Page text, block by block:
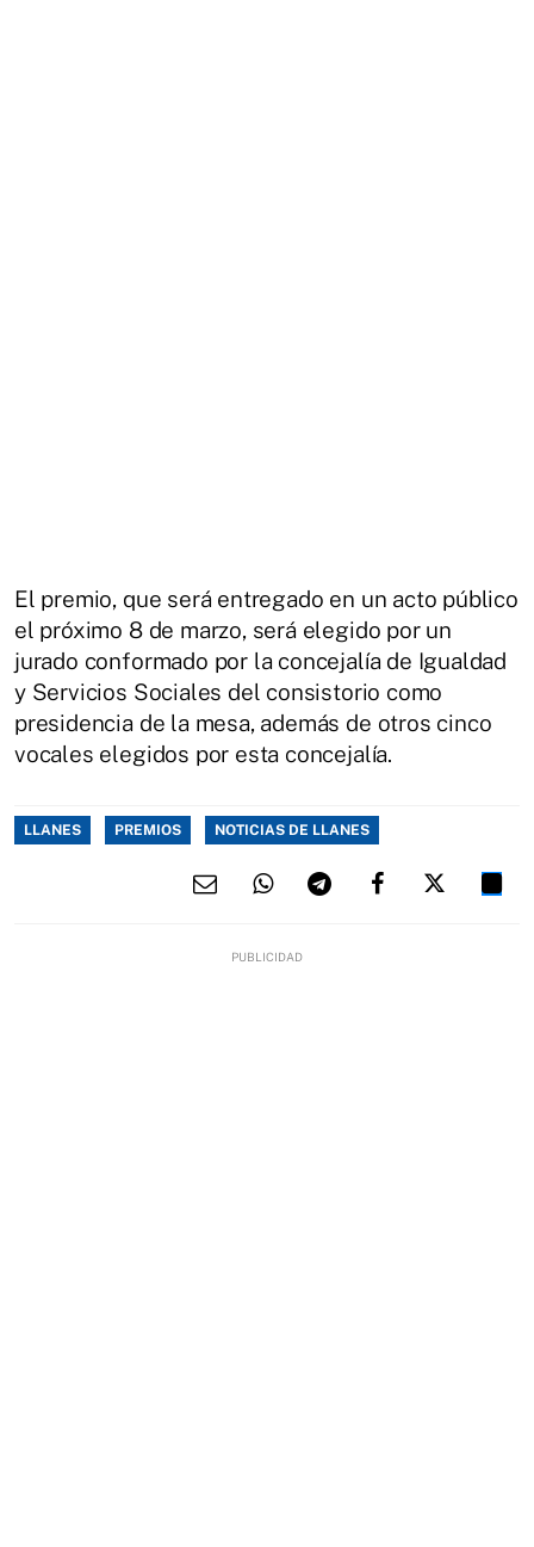
El premio, que será entregado en un acto público
el próximo 8 de marzo, será elegido por un
jurado conformado por la concejalía de Igualdad
y Servicios Sociales del consistorio como
presidencia de la mesa, además de otros cinco
vocales elegidos por esta concejalía.
LLANES PREMIOS NOTICIAS DE LLANES